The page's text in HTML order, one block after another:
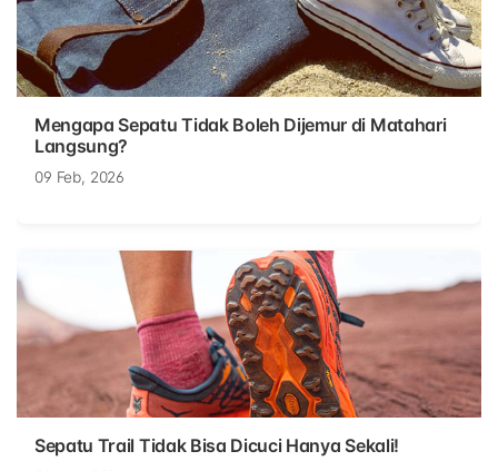
Mengapa Sepatu Tidak Boleh Dijemur di Matahari
Langsung?
09 Feb, 2026
Sepatu Trail Tidak Bisa Dicuci Hanya Sekali!